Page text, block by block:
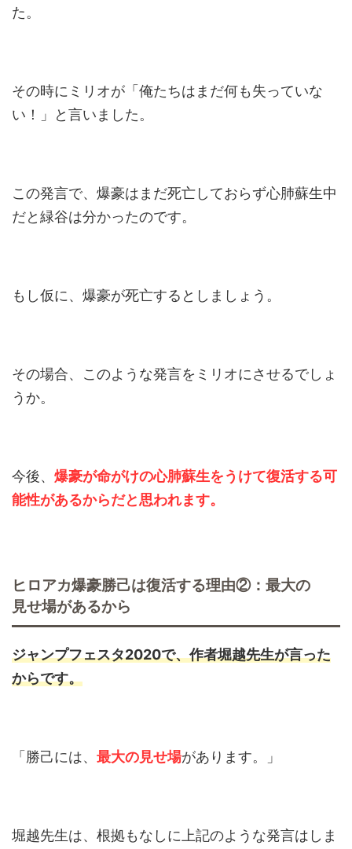
た。
その時にミリオが「俺たちはまだ何も失っていな
い！」と言いました。
この発言で、爆豪はまだ死亡しておらず心肺蘇生中
だと緑谷は分かったのです。
もし仮に、爆豪が死亡するとしましょう。
その場合、このような発言をミリオにさせるでしょ
うか。
今後、 爆豪が命がけの心肺蘇生をうけて復活する可
能性があるからだと思われます。
ヒロアカ爆豪勝己は復活する理由②：最大の
見せ場があるから
ジャンプフェスタ2020で、作者堀越先生が言った
からです。
「勝己には、 最大の見せ場があります。」
堀越先生は、根拠もなしに上記のような発言はしま